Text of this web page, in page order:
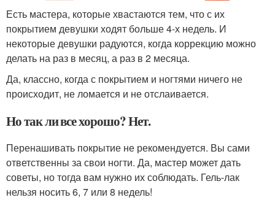
Есть мастера, которые хвастаются тем, что с их
покрытием девушки ходят больше 4-х недель. И
некоторые девушки радуются, когда коррекцию можно
делать на раз в месяц, а раз в 2 месяца.
Да, классно, когда с покрытием и ногтями ничего не
происходит, не ломается и не отслаивается.
Но так ли все хорошо? Нет.
Перенашивать покрытие не рекомендуется. Вы сами
ответственны за свои ногти. Да, мастер может дать
советы, но тогда вам нужно их соблюдать. Гель-лак
нельзя носить 6, 7 или 8 недель!